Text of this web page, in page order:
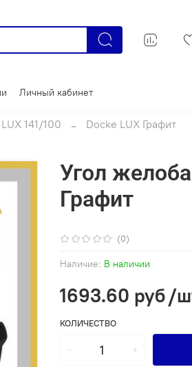
Личный кабинет
141/100 Docke LUX Графит
(0)
Наличие: В наличии
Угол
Графит
1693.60 руб/
КОЛИЧЕСТВО